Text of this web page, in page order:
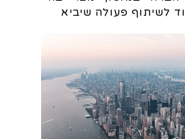
לשיתוף פעולה שיביא